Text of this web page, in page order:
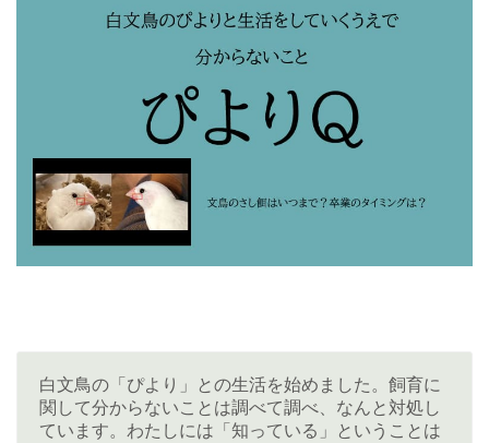
白文鳥の「ぴより」との生活を始めました。飼育に
関して分からないことは調べて調べ、なんと対処し
ています。わたしには「知っている」ということは